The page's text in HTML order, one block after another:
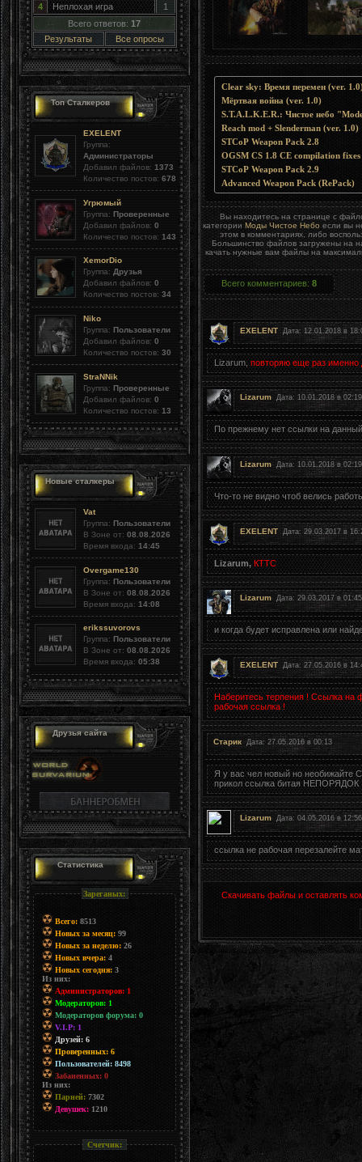
4
Неплохая игра
1
Всего ответов: 17
Результаты
Все опросы
Топ Сталкеров
EXELENT
Группа:
Администраторы
Добавил файлов: 1373
Количество постов: 678
Угрюмый
Группа: Проверенные
Добавил файлов: 0
Количество постов: 143
XemorDio
Группа: Друзья
Добавил файлов: 0
Количество постов: 34
Niko
Группа: Пользователи
Добавил файлов: 0
Количество постов: 30
StraNNik
Группа: Проверенные
Добавил файлов: 0
Количество постов: 13
Новые сталкеры
Vat
Группа: Пользователи
В Зоне от: 08.08.2026
Время входа: 14:45
Overgame130
Группа: Пользователи
В Зоне от: 08.08.2026
Время входа: 14:08
erikssuvorovs
Группа: Пользователи
В Зоне от: 08.08.2026
Время входа: 05:38
Друзья сайта
Статистика
Зареганых:
Всего:8513
Новых за месяц:99
Новых за неделю:26
Новых вчера:4
Новых сегодня:3
Из них:
Администраторов: 1
Модераторов: 1
Модераторов форума: 0
V.I.P: 1
Друзей: 6
Проверенных: 6
Пользователей: 8498
Забаненных: 0
Из них:
Парней:7302
Девушек:1210
Счетчик:
Clear sky: Время перемен (ver.
Мёртвая война (ver. 1.0)
Reach mod + Slenderman (ver. 1.0)
STCoP Weapon Pack 2.8
OGSM CS 1.8 CE compilation fixes
STCoP Weapon Pack 2.9
Advanced Weapon Pack (RePack)
Вы находитесь на странице с
категорииМоды Чистое Небо если вы
этом в комментариях, либо
Большинство файлов загружены на
качать нужные вам файлы на
Всего комментариев: 8
EXELENT Дата: 12.01.2018 в
Lizarum,повторяю еще раз именно
Lizarum Дата: 10.01.2018 в 02:19
По прежнему нет ссылки на
Lizarum Дата: 10.01.2018 в 02:19
Что-то не видно чтоб велись
EXELENT Дата: 29.03.2017 в
Lizarum,КТТС
Lizarum Дата: 29.03.2017 в 01:45
и когда будет исправлена или
EXELENT Дата: 27.05.2016 в
Наберитесь терпения ! Ссылка на
рабочая ссылка !
Старик Дата: 27.05.2016 в 00:13
Я у вас чел новый но необижайте
прикол ссылка битая НЕПОРЯДОК
Lizarum Дата: 04.05.2016 в 12:56
ссылка не рабочая перезалейте
Скачивать файлы и оставлять